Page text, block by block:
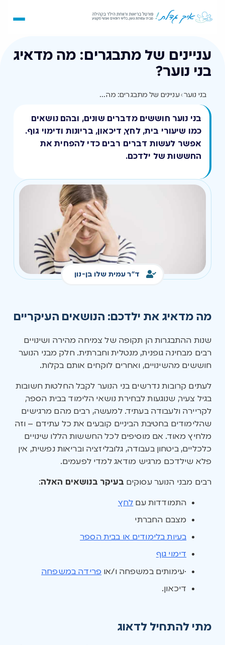
עניינים של מתבגרים: מה מדאיג
בני נוער?
בני נוער› עניינים של מתבגרים: מה מדאיג בני נוער?
בני נוער חוששים מדברים שונים, ובהם נושאים
כמו שיעורי בית, לחץ, דיכאון, בריונות ודימוי גוף.
אפשר לעשות דברים רבים כדי להפחית את
החששות של ילדכם.
ד"ר עמית שלו בן-נון
מה מדאיג את ילדכם: הנושאים העיקריים
שנות ההתבגרות הן תקופה של צמיחה מהירה ושינויים
רבים מבחינה גופנית, מנטלית וחברתית. חלק מבני הנוער
חוששים מהשינויים, ואחרים לוקחים אותם בקלות.
לעתים קרובות נדרשים בני הנוער לקבל החלטות חשובות
בגיל צעיר, שנוגעות לבחירת נושאי הלימוד בבית הספר,
לקריירה ולעבודה בעתיד. למעשה, רבים מהם מרגישים
שהלימודים בחטיבת הביניים קובעים את כל עתידם – וזה
מלחיץ מאוד. אם מוסיפים לכל החששות הללו שינויים
כלכליים, ביטחון בעבודה, גלובליזציה ובריאות נפשית, אין
פלא שילדכם מרגיש מודאג למדי לפעמים.
רבים מבני הנוער עסוקים בעיקר בנושאים האלה:
התמודדות עם לחץ
מצבם החברתי
בעיות בלימודים או בבית הספר
דימוי גוף
·עימותים במשפחה ו/או פרידה במשפחה
דיכאון.
מתי להתחיל לדאוג